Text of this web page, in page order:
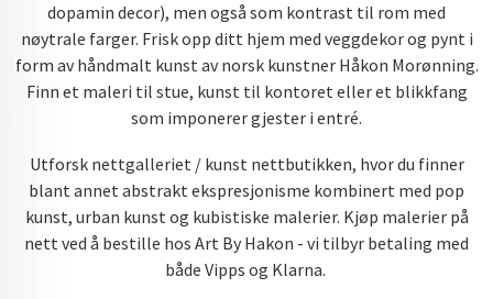
dopamin decor), men også som kontrast til rom med
nøytrale farger. Frisk opp ditt hjem med veggdekor og pynt i
form av håndmalt kunst av norsk kunstner Håkon Morønning.
Finn et maleri til stue, kunst til kontoret eller et blikkfang
som imponerer gjester i entré.
Utforsk nettgalleriet / kunst nettbutikken, hvor du finner
blant annet abstrakt ekspresjonisme kombinert med pop
kunst, urban kunst og kubistiske malerier. Kjøp malerier på
nett ved å bestille hos Art By Hakon - vi tilbyr betaling med
både Vipps og Klarna.